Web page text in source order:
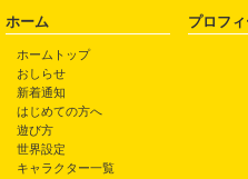
ホーム
ホームトップ
おしらせ
新着通知
はじめての方へ
遊び方
世界設定
キャラクター一覧
プロフ